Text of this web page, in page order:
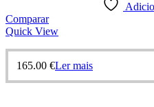
Comparar
Quick View
165.00 €Ler mais